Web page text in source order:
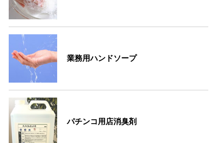
業務用ハンドソープ
パチンコ用店消臭剤